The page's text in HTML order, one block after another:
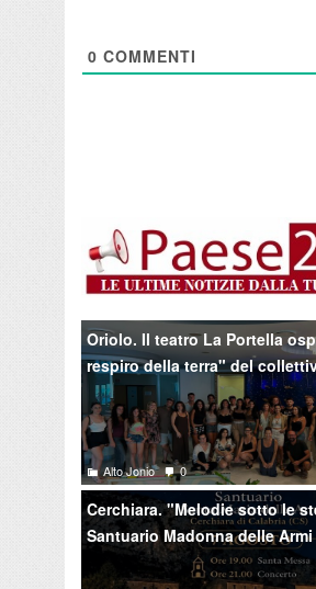
0 COMMENTI
Oriolo. Il teatro La Portella
respiro della terra" del
Alto Jonio 0
Cerchiara. "Melodie sotto le
Santuario Madonna delle Armi